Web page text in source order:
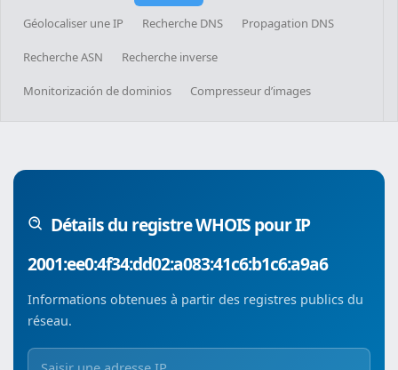
Géolocaliser une IP Recherche DNS Propagation DNS
Recherche ASN Recherche inverse
Monitorización de dominios Compresseur d’images
Détails du registre WHOIS pour IP
2001:ee0:4f34:dd02:a083:41c6:b1c6:a9a6
Informations obtenues à partir des registres publics du
réseau.